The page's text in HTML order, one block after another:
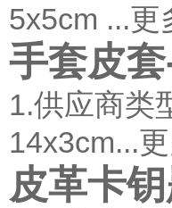
5x5cm ...更
手套皮
1.供应商类
14x3cm...
皮革卡